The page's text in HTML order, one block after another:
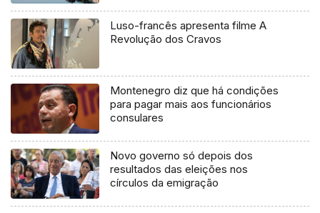
Luso-francês apresenta filme A
Revolução dos Cravos
Montenegro diz que há condições
para pagar mais aos funcionários
consulares
Novo governo só depois dos
resultados das eleições nos
círculos da emigração